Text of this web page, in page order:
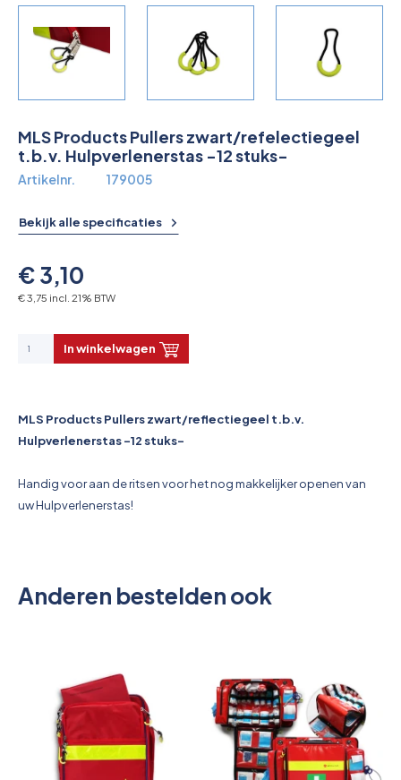
Verbandkoffers
Verbandmiddelen
Pleisters
Farmacie & bescherming
Brandbestrijding & Rookmelders
MLS Products Pullers zwart/refelectiegeel
t.b.v. Hulpverlenerstas -12 stuks-
Artikelnr. 179005
Bekijk alle specificaties
€ 3,10
€ 3,75 incl. 21% BTW
In winkelwagen
MLS Products Pullers zwart/reflectiegeel t.b.v.
Hulpverlenerstas -12 stuks-
Handig voor aan de ritsen voor het nog makkelijker openen van
uw Hulpverlenerstas!
Anderen bestelden ook